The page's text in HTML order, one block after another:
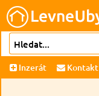
Inzerát Kontakt